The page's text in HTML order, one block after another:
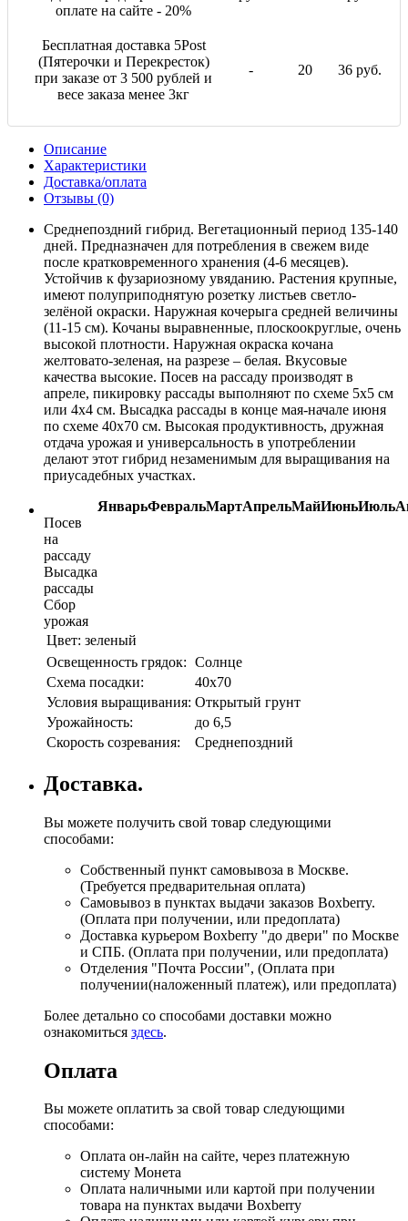
оплате на сайте - 20%
Бесплатная доставка 5Post
(Пятерочки и Перекресток)
при заказе от 3 500 рублей и
весе заказа менее 3кг
- 20 36 руб.
Описание
Характеристики
Доставка/оплата
Отзывы (0)
Среднепоздний гибрид. Вегетационный период 135-140
дней. Предназначен для потребления в свежем виде
после кратковременного хранения (4-6 месяцев).
Устойчив к фузариозному увяданию. Растения крупные,
имеют полуприподнятую розетку листьев светло-
зелёной окраски. Наружная кочерыга средней величины
(11-15 см). Кочаны выравненные, плоскоокруглые, очень
высокой плотности. Наружная окраска кочана
желтовато-зеленая, на разрезе – белая. Вкусовые
качества высокие. Посев на рассаду производят в
апреле, пикировку рассады выполняют по схеме 5х5 см
или 4х4 см. Высадка рассады в конце мая-начале июня
по схеме 40х70 см. Высокая продуктивность, дружная
отдача урожая и универсальность в употреблении
делают этот гибрид незаменимым для выращивания на
приусадебных участках.
ЯнварьФевральМартАпрельМайИюньИюль
Посев
на
рассаду
Высадка
рассады
Сбор
урожая
Цвет: зеленый
Освещенность грядок: Солнце
Схема посадки:
40х70
Условия выращивания: Открытый грунт
Урожайность:
до 6,5
Скорость созревания:
Среднепоздний
Доставка.
Вы можете получить свой товар следующими
способами:
Собственный пункт самовывоза в Москве.
(Требуется предварительная оплата)
Самовывоз в пунктах выдачи заказов Boxberry.
(Оплата при получении, или предоплата)
Доставка курьером Boxberry "до двери" по Москве
и СПБ. (Оплата при получении, или предоплата)
Отделения "Почта России", (Оплата при
получении(наложенный платеж), или предоплата)
Более детально со способами доставки можно
ознакомиться здесь.
Оплата
Вы можете оплатить за свой товар следующими
способами:
Оплата он-лайн на сайте, через платежную
систему Монета
Оплата наличными или картой при получении
товара на пунктах выдачи Boxberry